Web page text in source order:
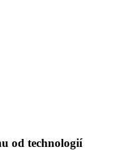
od technologií